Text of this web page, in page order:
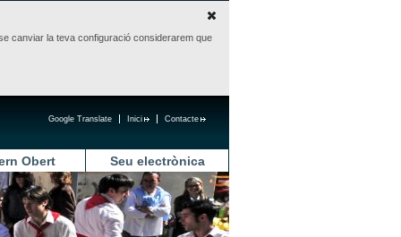
canviar la teva configuració considerarem que
Contacte
Inici
Google Translate
Obert Seu electrònica